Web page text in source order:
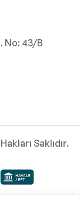
No: 43/B
Saklıdır.